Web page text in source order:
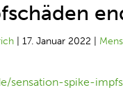
|17. Januar 2022
sensation-spike-